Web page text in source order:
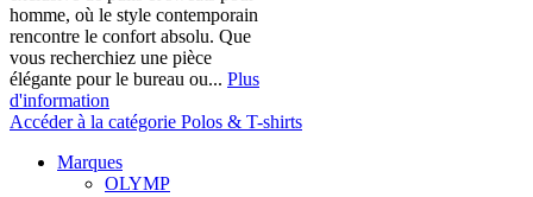
homme, où le style contemporain
rencontre le confort absolu. Que
vous recherchiez une pièce
élégante pour le bureau ou... Plus
d'information
Accéder à la catégorie Polos & T-shirts
Marques
OLYMP